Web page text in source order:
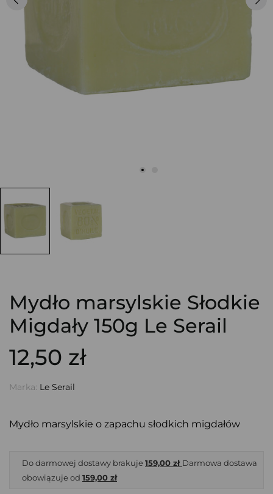
Mydło marsylskie Słodkie
Migdały 150g Le Serail
12,50 zł
Marka: Le Serail
Mydło marsylskie o zapachu słodkich migdałów
Do darmowej dostawy brakuje 159,00 zł Darmowa dostawa
obowiązuje od 159,00 zł